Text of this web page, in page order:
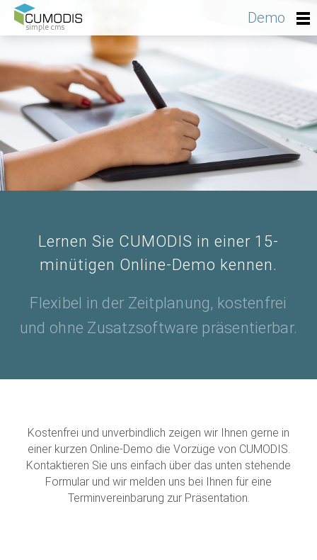
Demo
Lernen Sie CUMODIS in einer 15-
minütigen Online-Demo kennen.
Flexibel in der Zeitplanung, kostenfrei
und ohne Zusatzsoftware präsentierbar.
Kostenfrei und unverbindlich zeigen wir Ihnen gerne in
einer kurzen Online-Demo die Vorzüge von CUMODIS.
Kontaktieren Sie uns einfach über das unten stehende
Formular und wir melden uns bei Ihnen für eine
Terminvereinbarung zur Präsentation.